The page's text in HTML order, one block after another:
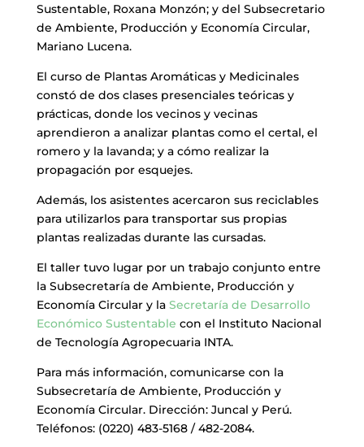
Sustentable, Roxana Monzón; y del Subsecretario
de Ambiente, Producción y Economía Circular,
Mariano Lucena.
El curso de Plantas Aromáticas y Medicinales
constó de dos clases presenciales teóricas y
prácticas, donde los vecinos y vecinas
aprendieron a analizar plantas como el certal, el
romero y la lavanda; y a cómo realizar la
propagación por esquejes.
Además, los asistentes acercaron sus reciclables
para utilizarlos para transportar sus propias
plantas realizadas durante las cursadas.
El taller tuvo lugar por un trabajo conjunto entre
la Subsecretaría de Ambiente, Producción y
Economía Circular y la Secretaría de Desarrollo
Económico Sustentable con el Instituto Nacional
de Tecnología Agropecuaria INTA.
Para más información, comunicarse con la
Subsecretaría de Ambiente, Producción y
Economía Circular. Dirección: Juncal y Perú.
Teléfonos: (0220) 483-5168 / 482-2084.